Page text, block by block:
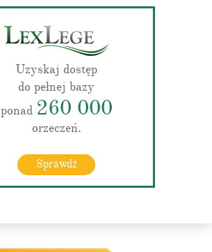
Uzyskaj dostęp
do pełnej bazy
ponad 260 000
orzeczeń.
Sprawdź